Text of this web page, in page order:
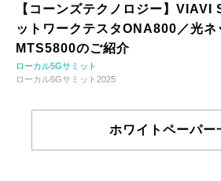
【コーンズテクノロジー】
ットワークテスタONA800／光ネ
MTS5800のご紹介
ローカル5Gサミット
ローカル5Gサミット2025
ホワイトペーパー